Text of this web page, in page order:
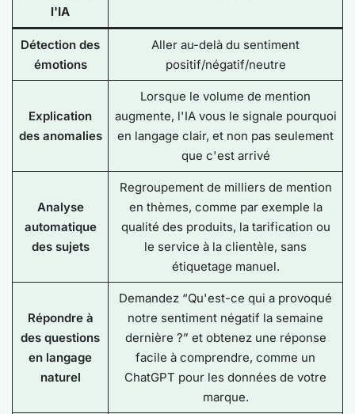
l'IA
Détection des
émotions
Aller au-delà du sentiment
positif/négatif/neutre
Explication
des anomalies
Lorsque le volume de mention
augmente, l'IA vous le signale pourquoi
en langage clair, et non pas seulement
que c'est arrivé
Analyse
automatique
des sujets
Regroupement de milliers de mention
en thèmes, comme par exemple la
qualité des produits, la tarification ou
le service à la clientèle, sans
étiquetage manuel.
Répondre à
des questions
en langage
naturel
Demandez “Qu'est-ce qui a provoqué
notre sentiment négatif la semaine
dernière ?” et obtenez une réponse
facile à comprendre, comme un
ChatGPT pour les données de votre
marque.